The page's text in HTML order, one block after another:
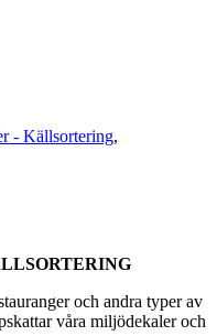
- Källsortering,
och andra typer av
våra miljödekaler och